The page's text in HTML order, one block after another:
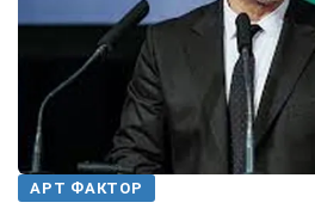
АРТ ФАКТОР